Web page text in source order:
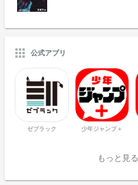
公式アプリ
ゼブラック 少年ジャンプ＋